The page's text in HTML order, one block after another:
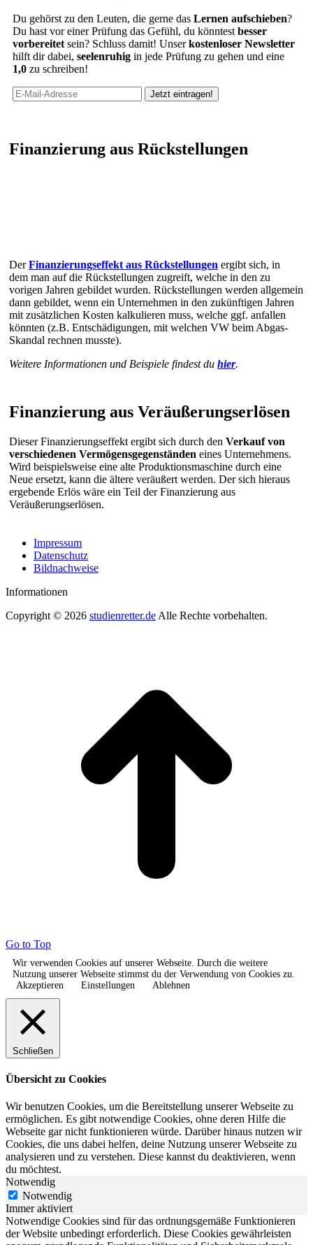
Du gehörst zu den Leuten, die gerne das Lernen aufschieben?
Du hast vor einer Prüfung das Gefühl, du könntest besser
vorbereitet sein? Schluss damit! Unserkostenloser Newsletter
hilft dir dabei, seelenruhig in jede Prüfung zu gehen und eine
1,0 zu schreiben!
Finanzierung aus Rückstellungen
DerFinanzierungseffekt aus Rückstellungen ergibt sich, in
dem man auf die Rückstellungen zugreift, welche in den zu
vorigen Jahren gebildet wurden. Rückstellungen werden allgemein
dann gebildet, wenn ein Unternehmen in den zukünftigen Jahren
mit zusätzlichen Kosten kalkulieren muss, welche ggf. anfallen
könnten (z.B. Entschädigungen, mit welchen VW beim Abgas-
Skandal rechnen musste).
Weitere Informationen und Beispiele findest du hier.
Finanzierung aus Veräußerungserlösen
Dieser Finanzierungseffekt ergibt sich durch den Verkauf von
verschiedenen Vermögensgegenständen eines Unternehmens.
Wird beispielsweise eine alte Produktionsmaschine durch eine
Neue ersetzt, kann die ältere veräußert werden. Der sich hieraus
ergebende Erlös wäre ein Teil der Finanzierung aus
Veräußerungserlösen.
Impressum
Datenschutz
Bildnachweise
Informationen
Copyright © 2026 studienretter.de Alle Rechte vorbehalten.
Go to Top
Wir verwenden Cookies auf unserer Webseite. Durch die weitere
Nutzung unserer Webseite stimmst du der Verwendung von Cookies zu.
Akzeptieren
Einstellungen Ablehnen
Schließen
Übersicht zu Cookies
Wir benutzen Cookies, um die Bereitstellung unserer Webseite zu
ermöglichen. Es gibt notwendige Cookies, ohne deren Hilfe die
Webseite gar nicht funktionieren würde. Darüber hinaus nutzen wir
Cookies, die uns dabei helfen, deine Nutzung unserer Webseite zu
analysieren und zu verstehen. Diese kannst du deaktivieren, wenn
du möchtest.
Notwendig
Notwendig
Immer aktiviert
Notwendige Cookies sind für das ordnungsgemäße Funktionieren
der Website unbedingt erforderlich. Diese Cookies gewährleisten